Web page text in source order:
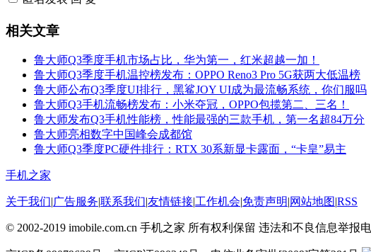
相关文章
鲁大师Q3季度手机市场占比，华为第一，红米超越一加！
鲁大师Q3季度手机温控榜发布：OPPO Reno3 Pro 5G获两大低温榜
鲁大师公布Q3季度UI排行，黑鲨JOY UI成为最流畅系统，你们服吗
鲁大师Q3手机流畅榜发布：小米夺冠，OPPO包揽第二、三名！
鲁大师发布Q3手机性能榜，性能最强的三款手机，第一名超84万分
鲁大师亮相数字中国峰会成都馆
鲁大师Q3季度PC硬件排行：RTX 30系新显卡露面，“卡皇”易主
手机之家
关于我们|广告服务|联系我们|友情链接|工作机会|免责声明|网站地图|RSS
© 2002-2019 imobile.com.cn 手机之家 所有权利保留 违法和不良信息举报